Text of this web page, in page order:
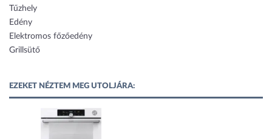
Tűzhely
Edény
Elektromos főzőedény
Grillsütő
EZEKET NÉZTEM MEG UTOLJÁRA: